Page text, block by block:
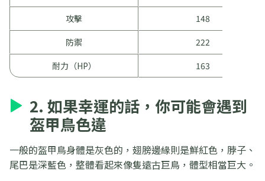
攻擊
148
防禦
222
耐力（HP）
163
2. 如果幸運的話，你可能會遇到
盔甲鳥色違
一般的盔甲鳥身體是灰色的，翅膀邊緣則是鮮紅色，脖子、
尾巴是深藍色，整體看起來像隻遠古巨鳥，體型相當巨大。